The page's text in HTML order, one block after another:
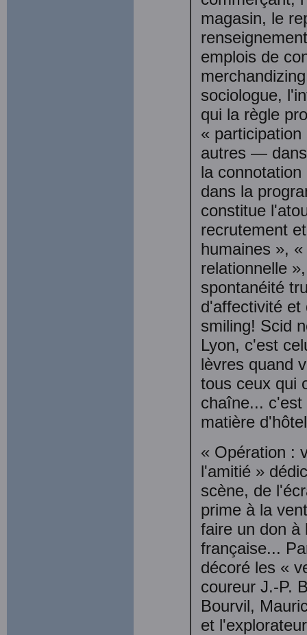
magasin, le
emplois de
sociologue,
qui la règle
«
autres —
la
dans la
constitue
recrutement
humaines »,
relationnelle
spontanéité
d'affectivité et
smiling! Scid
Lyon, c'est
lèvres quand
tous ceux qui
chaîne... c'est
matière
« Opération :
l'amitié »
scène, de
prime à la
faire un don à
française...
décoré les «
coureur J.-P.
Bourvil,
et